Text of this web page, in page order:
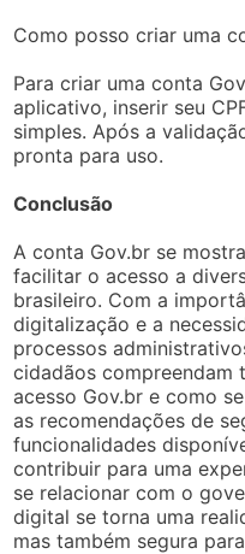
Como posso criar uma
Para criar uma conta
aplicativo, inserir seu
simples. Após a
pronta para uso.
Conclusão
A conta Gov.br se
facilitar o acesso a
brasileiro. Com a
digitalização e a
processos
cidadãos
acesso Gov.br e como
as recomendações de
funcionalidades
contribuir para uma
se relacionar com o
digital se torna uma
mas também segura